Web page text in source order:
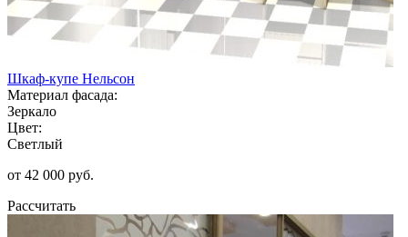
Шкаф-купе Нельсон
Материал фасада:
Зеркало
Цвет:
Светлый
от 42 000 руб.
Рассчитать